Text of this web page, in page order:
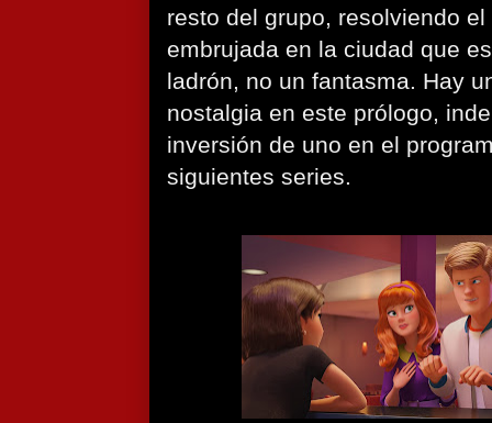
resto del grupo, resolviendo
embrujada en la ciudad que
ladrón, no un fantasma. Hay
nostalgia en este prólogo,
inversión de uno en el
siguientes series.